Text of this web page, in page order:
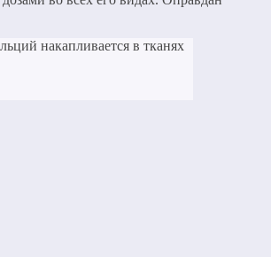
накапливается в тканях